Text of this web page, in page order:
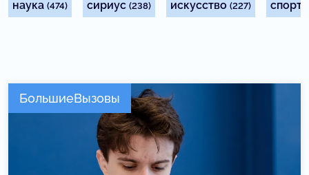
наука (474) сириус (238) искусство (227) спорт
БольшиеВызовы